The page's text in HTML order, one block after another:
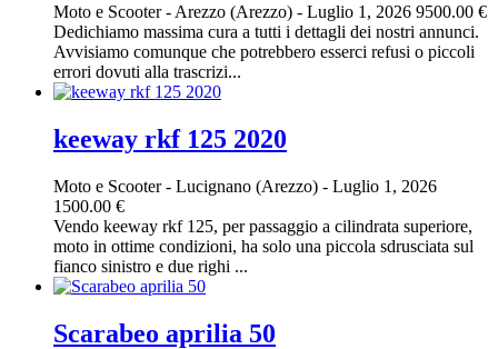
Moto e Scooter- Arezzo (Arezzo) - Luglio 1, 2026 9500.00 €
Dedichiamo massima cura a tutti i dettagli dei nostri annunci.
Avvisiamo comunque che potrebbero esserci refusi o piccoli
errori dovuti alla trascrizi...
keeway rkf 125 2020
Moto e Scooter- Lucignano (Arezzo) - Luglio 1, 2026
1500.00 €
Vendo keeway rkf 125, per passaggio a cilindrata superiore,
moto in ottime condizioni, ha solo una piccola sdrusciata sul
fianco sinistro e due righi ...
Scarabeo aprilia 50